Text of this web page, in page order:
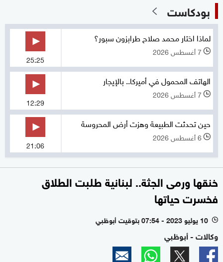
بودكاست
لماذا اختار محمد صلاح طرابزون سبور؟
l 7 أغسطس 2026
25:25
الهاتف المحمول في أميركا.. بالإيجار
l 7 أغسطس 2026
12:29
حين تحدثت الطبيعة وهزت أرض المحروسة
l 6 أغسطس 2026
21:06
خنقها ورمى الجثة.. لبنانية طلبت الطلاق
فخسرت حياتها
l 10 يوليو 2023 - 07:54 بتوقيت أبوظبي
وكالات - أبوظبي